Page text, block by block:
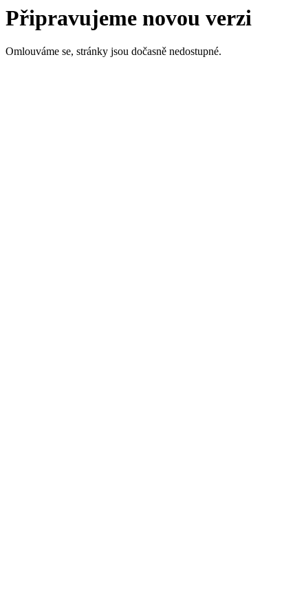
Připravujeme novou verzi
Omlouváme se, stránky jsou dočasně nedostupné.